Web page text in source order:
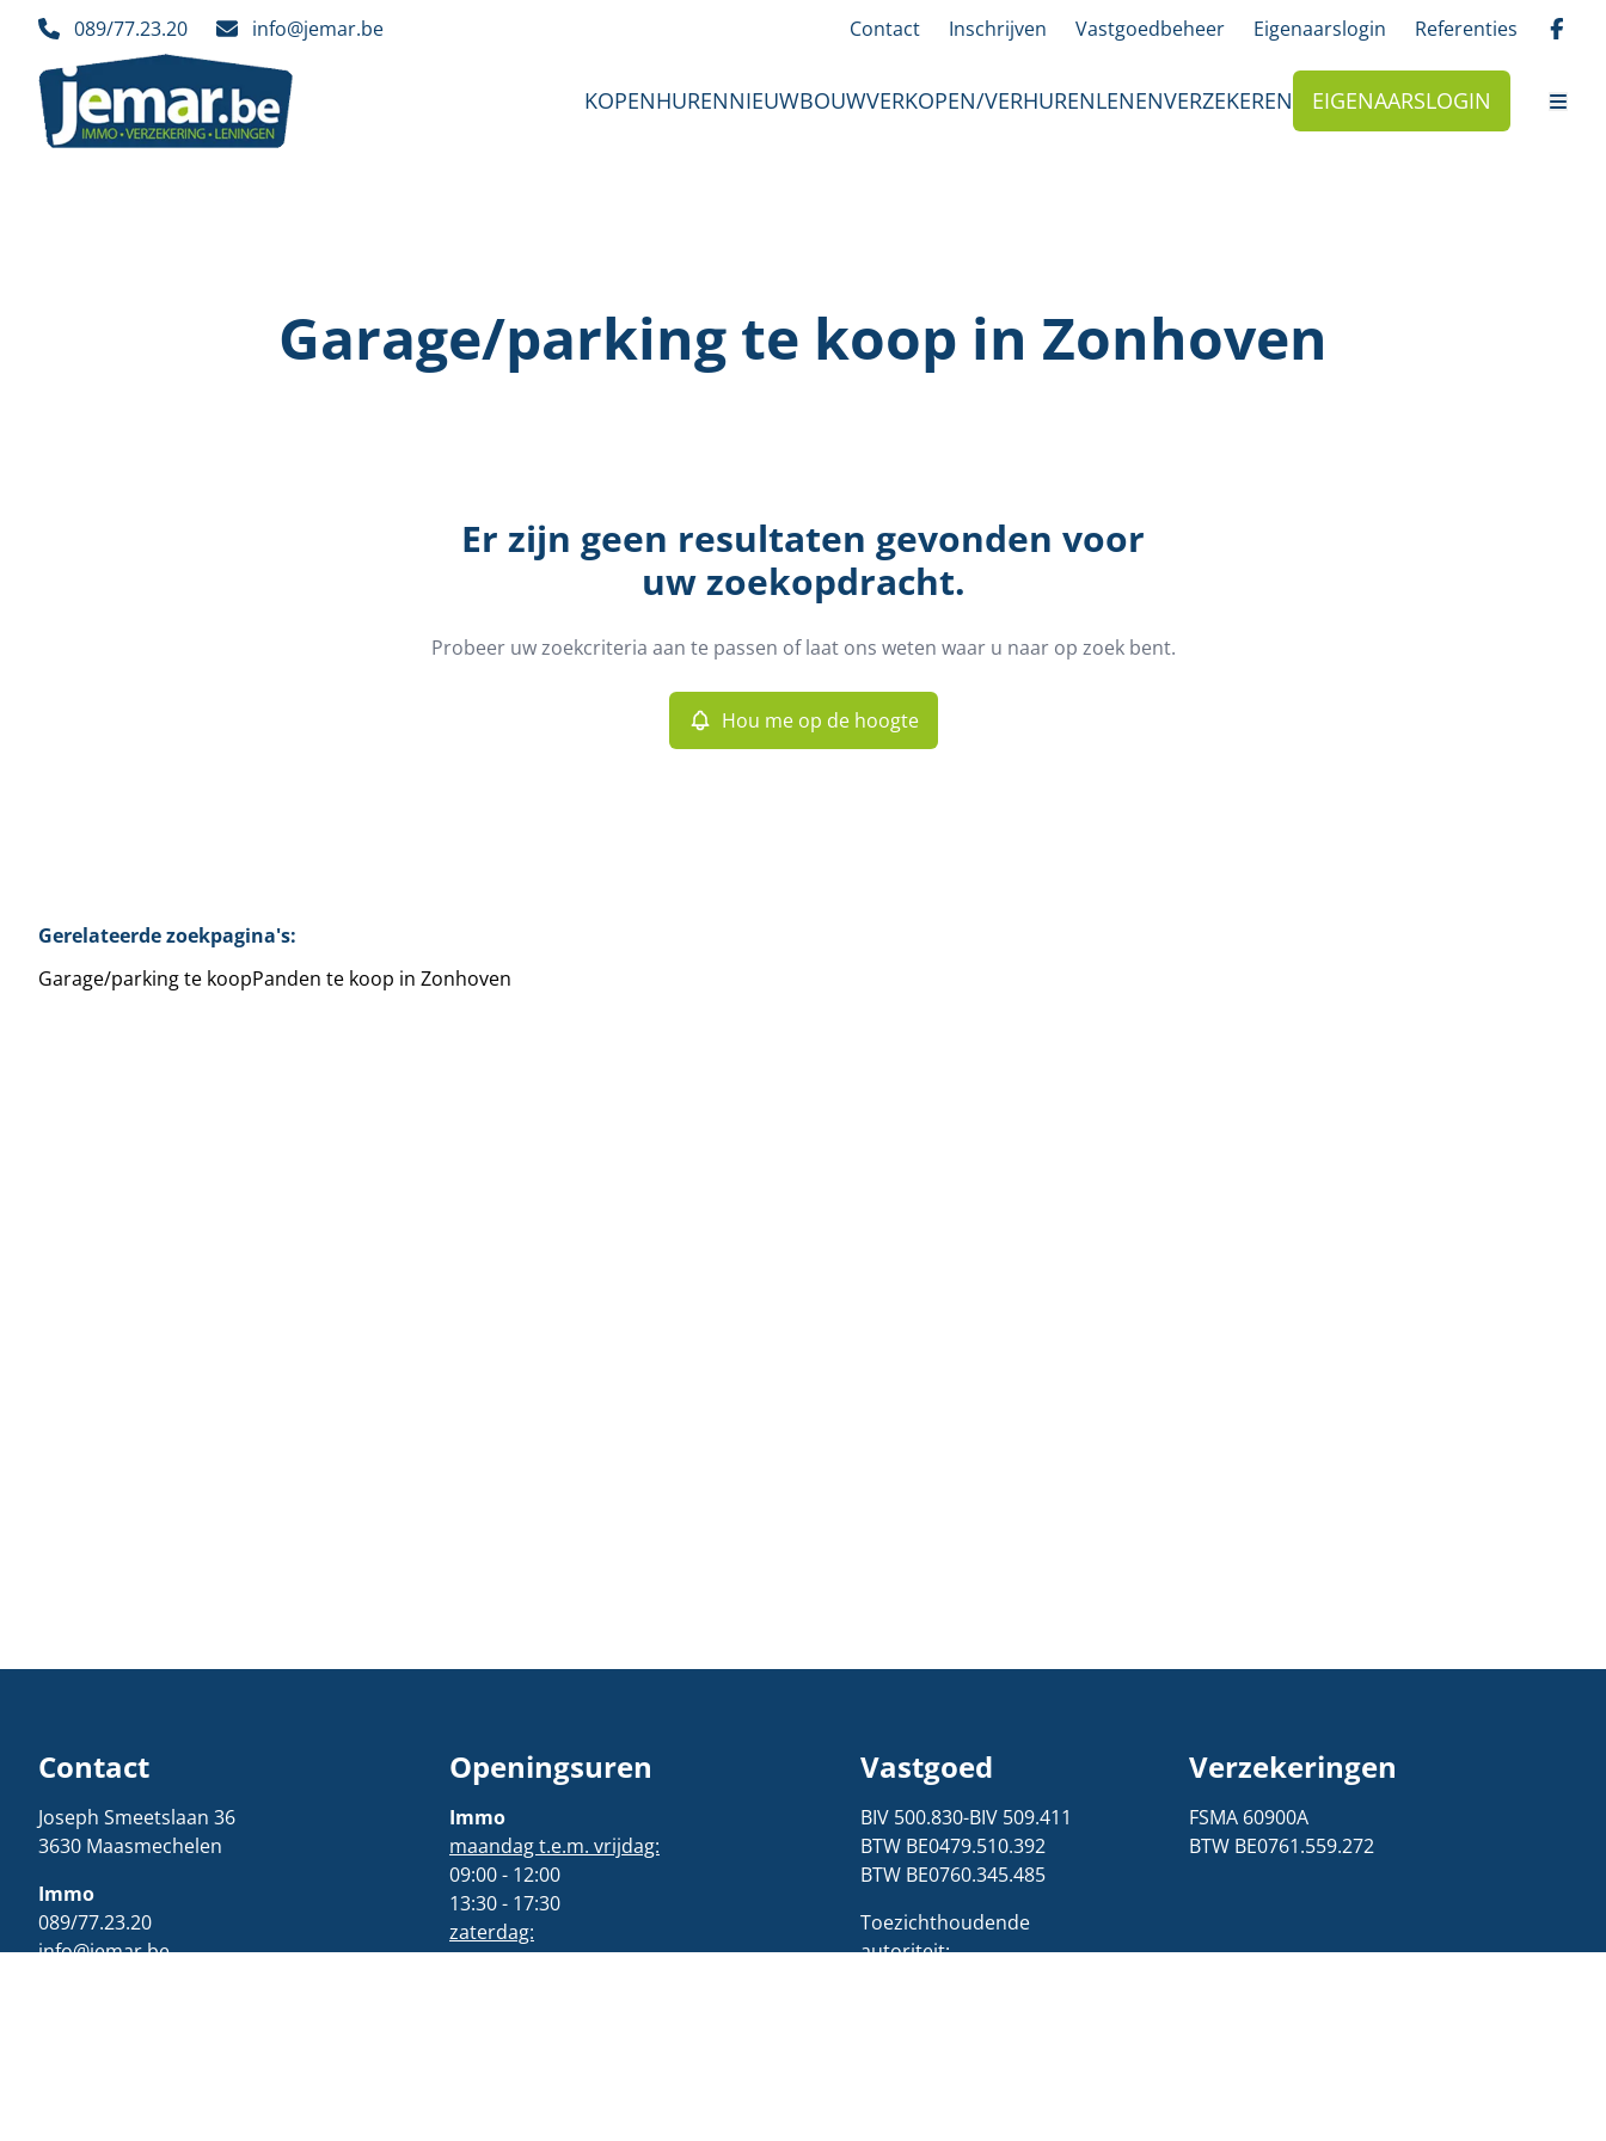
Ga naar hoofdinhoud
089/77.23.20 info@jemar.be Contact Inschrijven Vastgoedbeheer Eigenaarslogin Referenties
KOPENHURENNIEUWBOUWVERKOPEN/VERHURENLENENVERZEKEREN EIGENAARSLOGIN
Garage/parking te koop in Zonhoven
Er zijn geen resultaten gevonden voor
uw zoekopdracht.
Probeer uw zoekcriteria aan te passen of laat ons weten waar u naar op zoek bent.
Hou me op de hoogte
Gerelateerde zoekpagina's:
Garage/parking te koopPanden te koop in Zonhoven
Contact
Joseph Smeetslaan 36
3630 Maasmechelen
Immo
089/77.23.20
info@jemar.be
Openingsuren
Immo
maandag t.e.m. vrijdag:
09:00 - 12:00
13:30 - 17:30
zaterdag:
09:00 - 12:00
Vastgoed
BIV 500.830-BIV 509.411
BTW BE0479.510.392
BTW BE0760.345.485
Toezichthoudende
autoriteit:
Verzekeringen
FSMA 60900A
BTW BE0761.559.272